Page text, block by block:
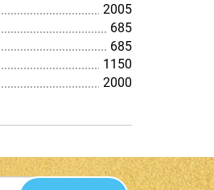
2005
685
685
1150
2000